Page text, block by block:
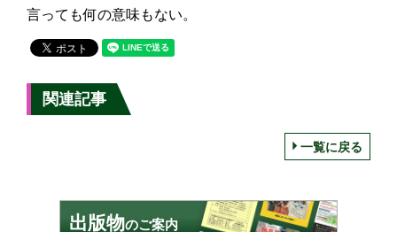
言っても何の意味もない。
関連記事
一覧に戻る
出版物のご案内